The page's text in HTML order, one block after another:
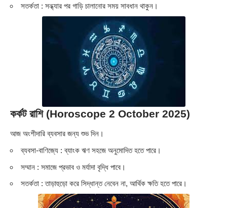
সতর্কতা : সন্ধ্যার পর গাড়ি চালানোর সময় সাবধান থাকুন।
কর্কট রাশি (Horoscope 2 October 2025)
আজ অংশীদারি ব্যবসার জন্য শুভ দিন।
ব্যবসা-বাণিজ্যে : ব্যাংক ঋণ সহজে অনুমোদিত হতে পারে।
সম্মান : সমাজে প্রভাব ও মর্যাদা বৃদ্ধি পাবে।
সতর্কতা : তাড়াহুড়ো করে সিদ্ধান্ত নেবেন না, আর্থিক ক্ষতি হতে পারে।